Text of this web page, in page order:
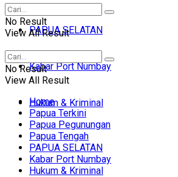
PAPUA SELATAN
Kabar Port Numbay
Hukum & Kriminal
No Result
View All Result
No Result
View All Result
Home
Papua Terkini
Papua Pegunungan
Papua Tengah
PAPUA SELATAN
Kabar Port Numbay
Hukum & Kriminal